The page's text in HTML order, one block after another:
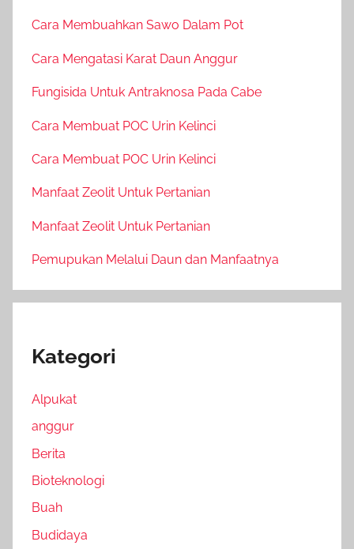
Cara Membuahkan Sawo Dalam Pot
Cara Mengatasi Karat Daun Anggur
Fungisida Untuk Antraknosa Pada Cabe
Cara Membuat POC Urin Kelinci
Cara Membuat POC Urin Kelinci
Manfaat Zeolit Untuk Pertanian
Manfaat Zeolit Untuk Pertanian
Pemupukan Melalui Daun dan Manfaatnya
Kategori
Alpukat
anggur
Berita
Bioteknologi
Buah
Budidaya